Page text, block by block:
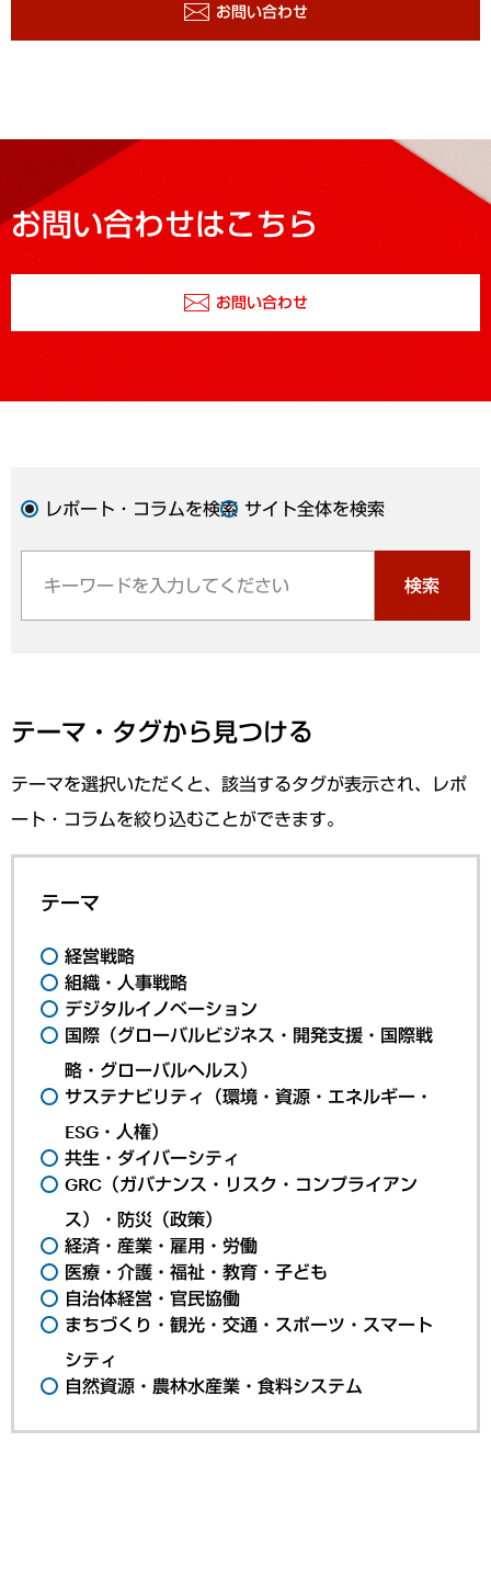
お問い合わせ
お問い合わせはこちら
お問い合わせ
レポート・コラムを検索 サイト全体を検索
検索
テーマ・タグから見つける
テーマを選択いただくと、該当するタグが表示され、レポ
ート・コラムを絞り込むことができます。
テーマ
経営戦略
組織・人事戦略
デジタルイノベーション
国際（グローバルビジネス・開発支援・国際戦
略・グローバルヘルス）
サステナビリティ（環境・資源・エネルギー・
ESG・人権）
共生・ダイバーシティ
GRC（ガバナンス・リスク・コンプライアン
ス）・防災（政策）
経済・産業・雇用・労働
医療・介護・福祉・教育・子ども
自治体経営・官民協働
まちづくり・観光・交通・スポーツ・スマート
シティ
自然資源・農林水産業・食料システム